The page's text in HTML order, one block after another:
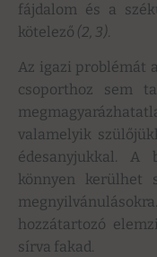
fájdalom és a
kötelező (2, 3).
Az igazi problémát
csoporthoz sem
valamelyik
édesanyjukkal. A
könnyen kerülhet
hozzátartozó
sírva fakad.